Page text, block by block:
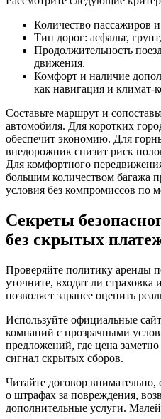
Количество пассажиров
Тип дорог: асфальт,
Продолжительность
движения.
Комфорт и наличие
как навигация и климат-
Составьте маршрут и
автомобиля. Для коротких
обеспечит экономию. Для
внедорожник снизит риск
Для комфортного
большим количеством багажа
условия без компромиссов по
Секреты
без скрытых
Проверяйте политику аренды
уточните, входят ли
позволяет заранее оценить
Используйте официальные
компаний с прозрачными
предложений, где цена
сигнал скрытых сборов.
Читайте договор
о штрафах за повреждения,
дополнительные услуги.